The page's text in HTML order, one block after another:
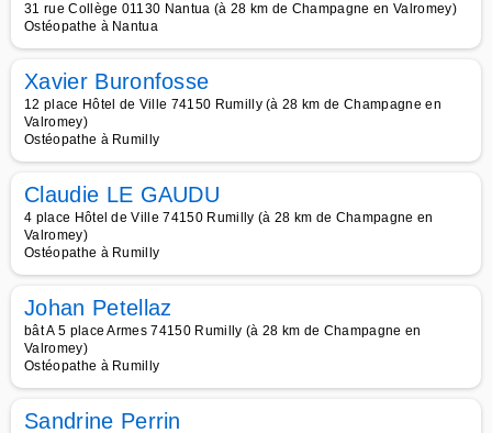
31 rue Collège 01130 Nantua (à 28 km de Champagne en Valromey)
Ostéopathe à Nantua
Xavier Buronfosse
12 place Hôtel de Ville 74150 Rumilly (à 28 km de Champagne en
Valromey)
Ostéopathe à Rumilly
Claudie LE GAUDU
4 place Hôtel de Ville 74150 Rumilly (à 28 km de Champagne en
Valromey)
Ostéopathe à Rumilly
Johan Petellaz
bât A 5 place Armes 74150 Rumilly (à 28 km de Champagne en
Valromey)
Ostéopathe à Rumilly
Sandrine Perrin